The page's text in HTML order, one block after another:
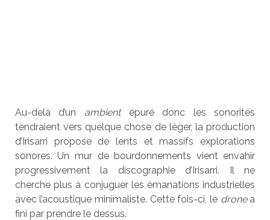
Au-delà d’un ambientépuré donc les sonorités
tendraient vers quelque chose de léger, la production
d’Irisarri propose de lents et massifs explorations
sonores. Un mur de bourdonnements vient envahir
progressivement la discographie d’Irisarri. Il ne
cherche plus à conjuguer les émanations industrielles
avec l’acoustique minimaliste. Cette fois-ci, le dronea
fini par prendre le dessus.